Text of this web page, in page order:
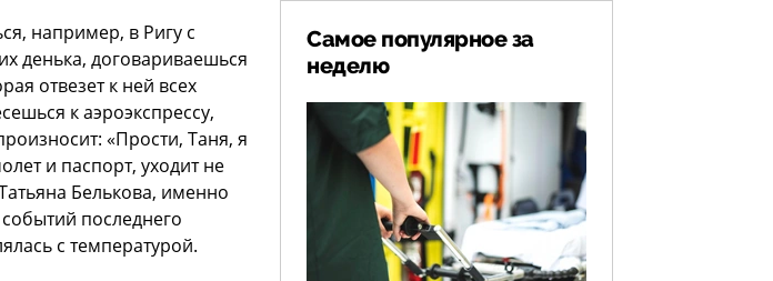
например, в Ригу с
денька, договариваешься
отвезет к ней всех
к аэроэкспрессу,
«Прости, Таня, я
и паспорт, уходит не
Белькова, именно
последнего
с температурой.
Самое популярное за
неделю